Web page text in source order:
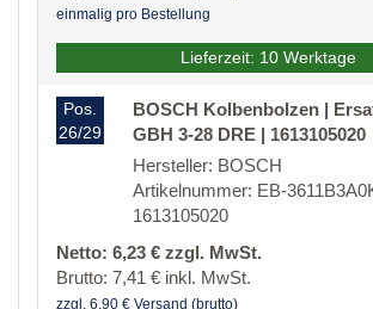
einmalig pro Bestellung
Lieferzeit: 10 Werktage
Pos.
26/29
BOSCH Kolbenbolzen |
GBH 3-28 DRE | 1613105020
Hersteller: BOSCH
Artikelnummer: EB-
1613105020
Netto: 6,23 € zzgl. MwSt.
Brutto: 7,41 € inkl. MwSt.
zzgl. 6,90 € Versand (brutto)